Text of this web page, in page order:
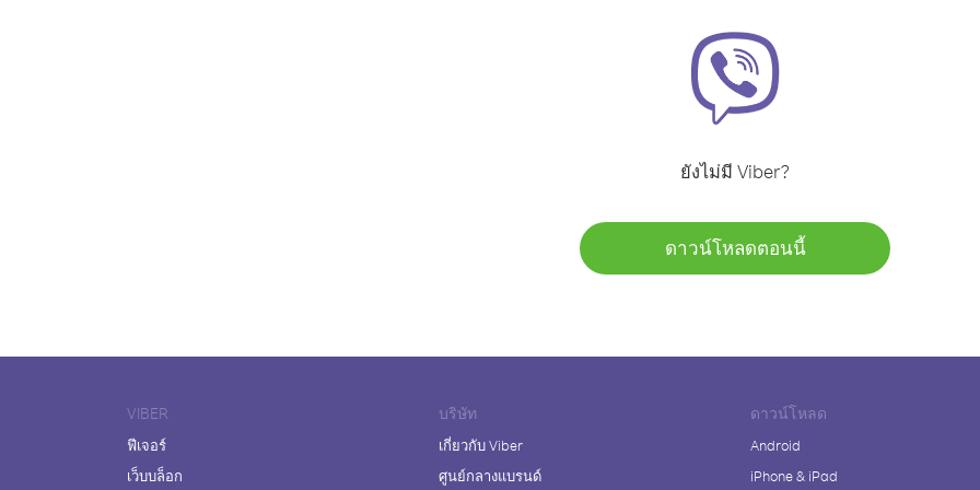
ยังไม่มี Viber?
ดาวน์โหลดตอนนี้
VIBER
ฟีเจอร์
เว็บบล็อก
บริษัท
เกี่ยวกับ Viber
ศูนย์กลางแบรนด์
ดาวน์โหลด
Android
iPhone & iPad